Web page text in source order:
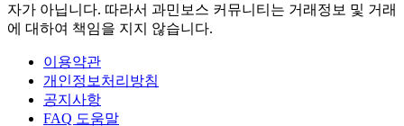
자가 아닙니다. 따라서 과민보스 커뮤니티는 거래정보 및 거래
에 대하여 책임을 지지 않습니다.
이용약관
개인정보처리방침
공지사항
FAQ 도움말